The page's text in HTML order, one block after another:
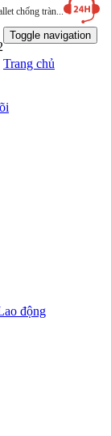
chống tràn...
hàng
Toggle navigation
Trang chủ
động